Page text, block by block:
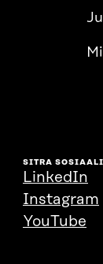
SITRA
LinkedIn
Instagram
YouTube